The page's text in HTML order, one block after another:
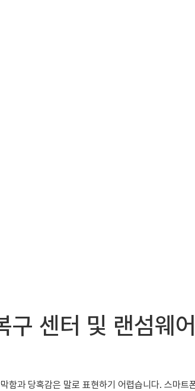
센터 및 랜섬웨
과 당혹감은 말로 표현하기 어렵습니다. 스마